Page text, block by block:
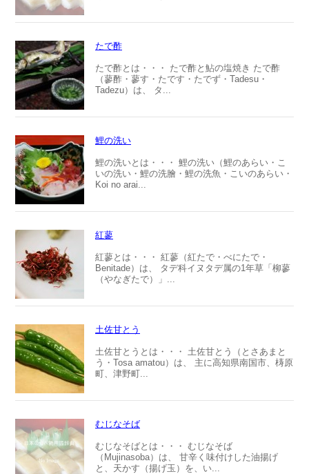
たで酢
たで酢とは・・・ たで酢と鮎の塩焼き たで酢
（蓼酢・蓼す・たです・たでず・Tadesu・
Tadezu）は、 タ...
鯉の洗い
鯉の洗いとは・・・ 鯉の洗い（鯉のあらい・こ
いの洗い・鯉の洗膾・鯉の洗魚・こいのあらい・
Koi no arai...
紅蓼
紅蓼とは・・・ 紅蓼（紅たで・べにたで・
Benitade）は、 タデ科イヌタデ属の1年草「柳蓼
（やなぎたで）」...
土佐甘とう
土佐甘とうとは・・・ 土佐甘とう（とさあまと
う・Tosa amatou）は、 主に高知県南国市、梼原
町、津野町...
むじなそば
むじなそばとは・・・ むじなそば
（Mujinasoba）は、 甘辛く味付けした油揚げ
と、天かす（揚げ玉）を、い...